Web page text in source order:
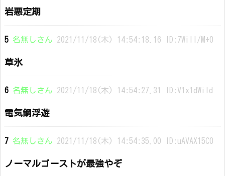
岩悪定期
5 名無しさん 2021/11/18(木) 14:54:18.16 ID:7WilI/M+0
草氷
6 名無しさん 2021/11/18(木) 14:54:27.31 ID:V1x1dWiId
電気鋼浮遊
7 名無しさん 2021/11/18(木) 14:54:35.00 ID:uAVAX15C0
ノーマルゴーストが最強やぞ